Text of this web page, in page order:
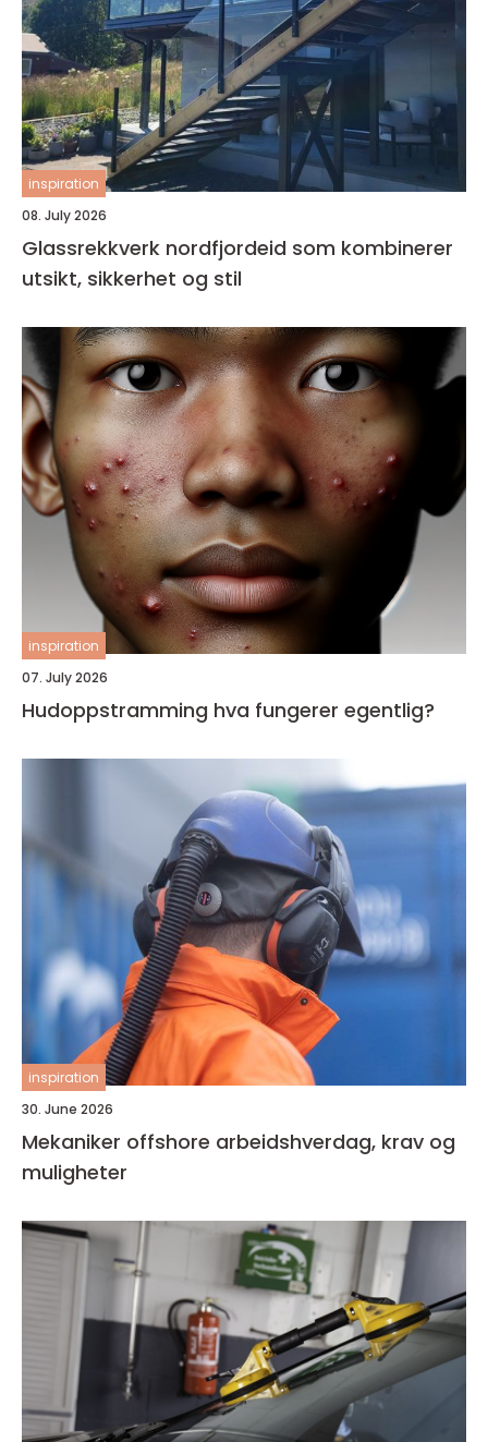
inspiration
08. July 2026
Glassrekkverk nordfjordeid som kombinerer
utsikt, sikkerhet og stil
inspiration
07. July 2026
Hudoppstramming hva fungerer egentlig?
inspiration
30. June 2026
Mekaniker offshore arbeidshverdag, krav og
muligheter